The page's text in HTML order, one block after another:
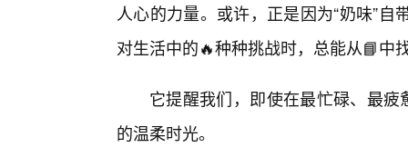
人心的力量。或许，正是因为“奶味”
对生活中的🔥种种挑战时，总能从📘中
它提醒我们，即使在最忙碌、最疲
的温柔时光。